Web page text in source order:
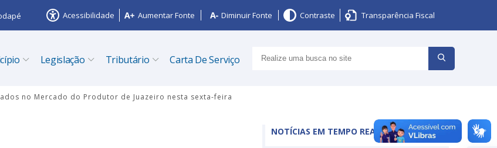
Acessibilidade Aumentar Fonte Diminuir Fonte Contraste Transparência Fiscal
Legislação Tributário Carta De Serviço
no Mercado do Produtor de Juazeiro nesta sexta-feira
NOTÍCIAS EM TEMPO REAL